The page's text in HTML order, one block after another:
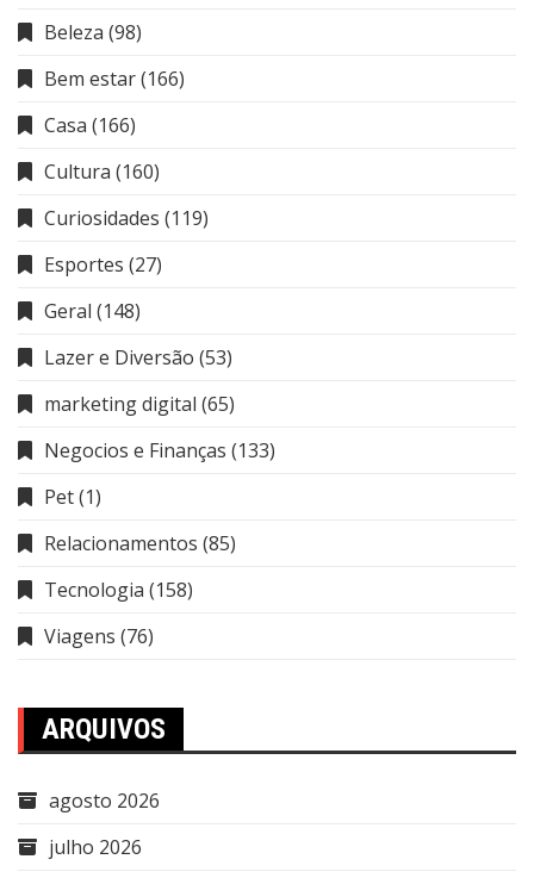
Beleza (98)
Bem estar(166)
Casa (166)
Cultura (160)
Curiosidades (119)
Esportes (27)
Geral (148)
Lazer e Diversão (53)
marketing digital (65)
Negocios e Finanças (133)
Pet(1)
Relacionamentos (85)
Tecnologia (158)
Viagens (76)
ARQUIVOS
agosto 2026
julho 2026